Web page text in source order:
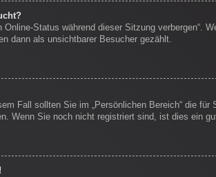
Status während dieser Sitzung verbergen“.
dann als unsichtbarer Besucher gezählt.
Fall sollten Sie im „Persönlichen Bereich“ die
Wenn Sie noch nicht registriert sind, ist dies ein